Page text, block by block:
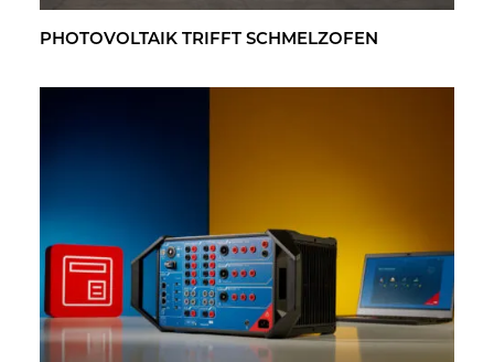
PHO­TO­VOL­TA­IK TRIFFT SCHMELZ­OFEN